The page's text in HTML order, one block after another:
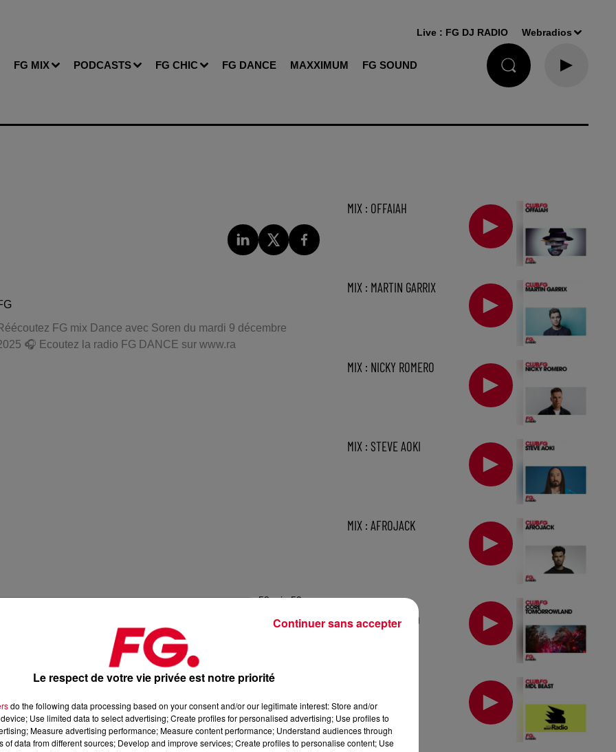
FG MIX PODCASTS FG CHIC FG DANCE MAXXIMUM FG SOUND
Live : FG DJ RADIO Webradios
FG mix Dance avec Soren du mardi 9 décembre
🎧 Ecoutez la radio FG DANCE sur www.ra
59 min 59 sec
2025
MIX : OFFAIAH
MIX : MARTIN GARRIX
MIX : NICKY ROMERO
MIX : STEVE AOKI
MIX : AFROJACK
TOMORROWLAND
Le respect de votre vie privée est notre priorité
do the following data processing based on your consent and/or our legitimate interest: Store and/or
Use limited data to select advertising; Create profiles for personalised advertising; Use profiles to
Measure advertising performance; Measure content performance; Understand audiences through
of data from different sources; Develop and improve services; Create profiles to personalise content; Use
Continuer sans accepter